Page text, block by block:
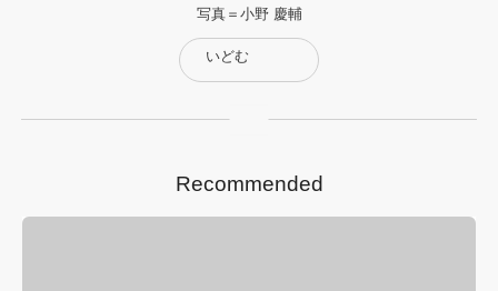
写真＝小野 慶輔
いどむ
Recommended